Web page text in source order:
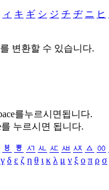
ィ キ ギ シ ジ チ ヂ ニ ヒ
변환할 수 있습니다.
를누르시면됩니다.
누르시면 됩니다.
ㅸ ㅹ ㅺ ㅻ ㅼ ㅽ ㅾ ㅿ ㆀ
γ δ ε ζ η θ ι κ λ μ ν ξ ο π ρ σ